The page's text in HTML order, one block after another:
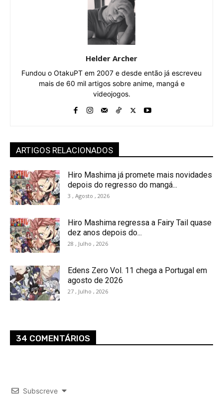
Helder Archer
Fundou o OtakuPT em 2007 e desde então já escreveu
mais de 60 mil artigos sobre anime, mangá e
videojogos.
ARTIGOS RELACIONADOS
Hiro Mashima já promete mais novidades
depois do regresso do mangá...
3 , Agosto , 2026
Hiro Mashima regressa a Fairy Tail quase
dez anos depois do...
28 , Julho , 2026
Edens Zero Vol. 11 chega a Portugal em
agosto de 2026
27 , Julho , 2026
34 COMENTÁRIOS
Subscreve